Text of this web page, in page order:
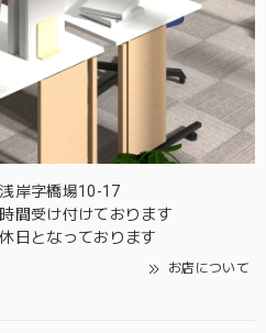
岸字橋場10-17
間受け付けております
日となっております
お店について